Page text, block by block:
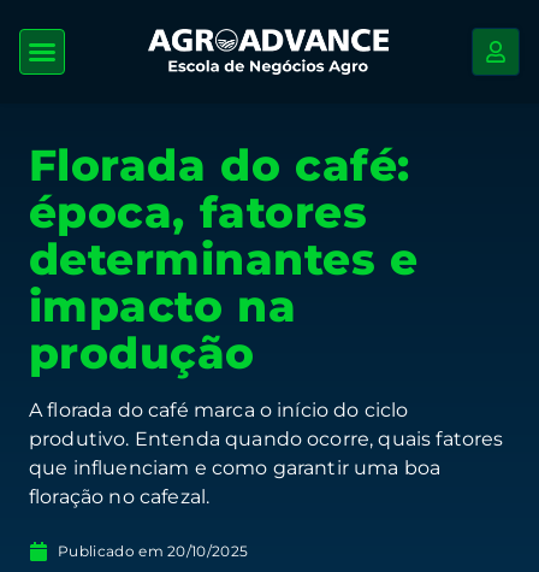
Florada do café:
época, fatores
determinantes e
impacto na
produção
A florada do café marca o início do ciclo
produtivo. Entenda quando ocorre, quais fatores
que influenciam e como garantir uma boa
floração no cafezal.
Publicado em 20/10/2025